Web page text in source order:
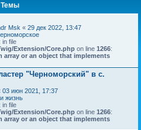
Темы
Msk « 29 дек 2022, 13:47
: in file
Extension/Core.php on line 1266:
array or an object that implements
"Черноморский" в с.
03 июн 2021, 17:37
жизнь
: in file
Extension/Core.php on line 1266:
array or an object that implements